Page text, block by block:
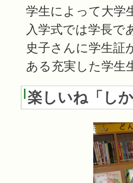
学生によって大学
入学式では学長で
史子さんに学生証
ある充実した学生
楽しいね「し